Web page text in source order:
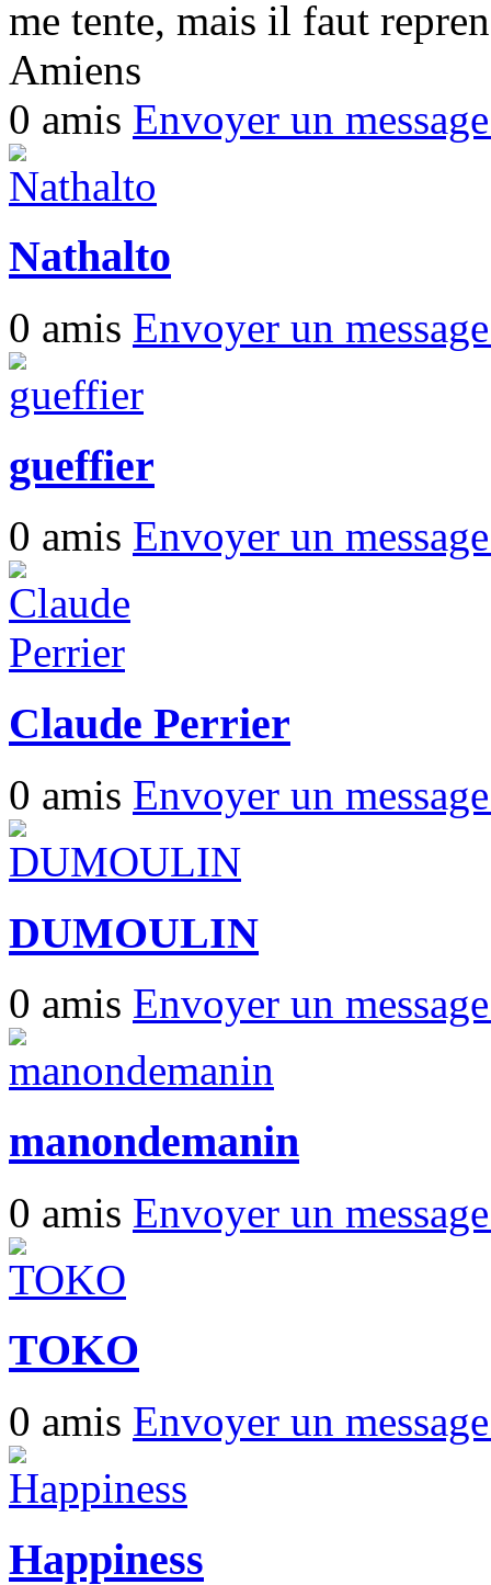
me tente, mais il faut
Amiens
0 amis Envoyer un
Nathalto
0 amis Envoyer un
gueffier
0 amis Envoyer un
Claude Perrier
0 amis Envoyer un
DUMOULIN
0 amis Envoyer un
manondemanin
0 amis Envoyer un
TOKO
0 amis Envoyer un
Happiness